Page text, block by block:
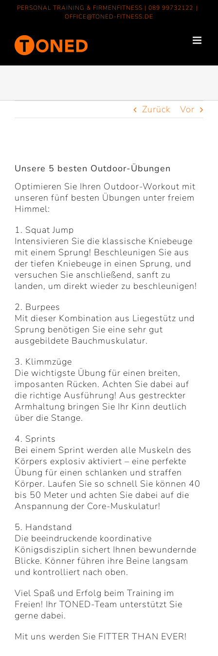
ZumPERSONAL TRAINING & FIRMENFITNESS | 089 99732122 |
OFFICE@TONED-FITNESS.DE
Zurück Vor
grösseres
Bild
Unsere 5 besten Outdoor-Übungen
Optimieren Sie Ihren Outdoor-Workout mit
unseren fünf besten Übungen unter freiem
Himmel:
1. Squat Jump
Intensivieren Sie die klassische Kniebeuge
mit einem Sprung! Beschleunigen Sie aus
der tiefen Kniebeuge in einen Sprung, und
versuchen Sie anschließend, sanft zu
landen, um direkt wieder zu beschleunigen!
2. Burpees
Mit dieser Kombination aus Liegestütz und
Sprung benötigen Sie eine sehr gut
ausgebildete Bauchmuskulatur.
3. Klimmzüge
Die wichtigste Übung für einen breiten,
imposanten Rücken. Achten Sie dabei auf
die richtige Ausführung! Aus gestreckter
Armhaltung bringen Sie Ihr Kinn deutlich
über die Stange.
4. Sprints
Bei einem Sprint werden alle Muskeln des
Körpers explosiv aktiviert – eine perfekte
Übung für einen schlanken und straffen
Körper. Laufen Sie so schnell Sie können 40
bis 50 Meter und achten Sie dabei auf die
Anspannung der Core-Muskulatur!
5. Handstand
Die beeindruckende koordinative
Königsdisziplin sichert Ihnen bewundernde
Blicke. Könner führen ihre Beine langsam
und kontrolliert nach oben.
Viel Spaß und Erfolg beim Training im
Freien! Ihr TONED-Team unterstützt Sie
gerne dabei.
Mit uns werden Sie FITTER THAN EVER!